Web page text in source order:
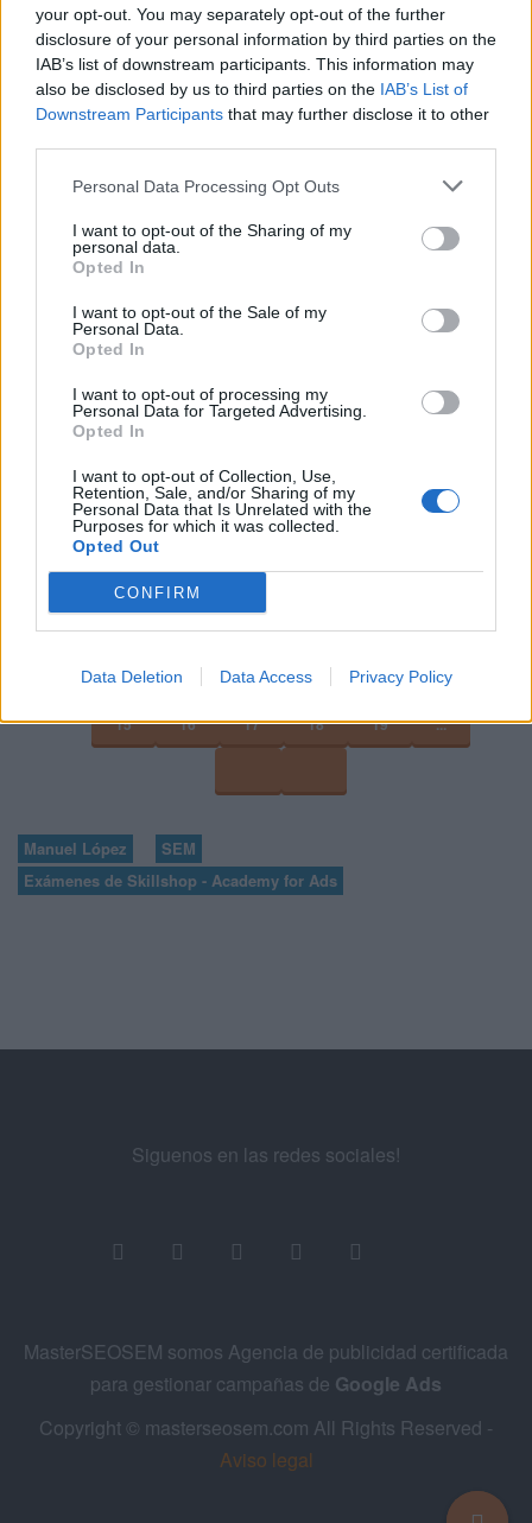
your opt-out. You may separately opt-out of the further
disclosure of your personal information by third parties on the
IAB’s list of downstream participants. This information may
also be disclosed by us to third parties on the IAB’s List of
Downstream Participants that may further disclose it to other
Personal Data Processing Opt Outs
I want to opt-out of the Sharing of my
personal data.
Opted In
I want to opt-out of the Sale of my
Personal Data.
Opted In
I want to opt-out of processing my
Personal Data for Targeted Advertising.
Opted In
I want to opt-out of Collection, Use,
Retention, Sale, and/or Sharing of my
Personal Data that Is Unrelated with the
Purposes for which it was collected.
Opted Out
CONFIRM
Data Deletion Data Access Privacy Policy
Configurar enlaces profundos
personalizados
Si estás empezando a utilizarGoogle Ads, te será útil
la Guía para crear una campaña de anuncios en
APRENDE A CREAR CAMPAÑAS DE MÁXIMO
Puedes hacer el
búsquedasenSkillshop, el centro de exámenes y
certificación deGoogle.
VER MÁS EXÁMENES DE SKILLSHOP - ACADEMY FOR ADS
VOLVER A 100 PREGUNTAS Y RESPUESTAS DE LA
EVALUACIÓN DE PUBLICIDAD EN BÚSQUEDAS DE
GOOGLE ADS
11 12 13 ...
15 16 17 18 19 ...
Manuel López
SEM
Exámenes de Skillshop - Academy for Ads
Siguenos en las redes sociales!
MasterSEOSEM somos Agencia de publicidad certificada
para gestionar campañas de Google Ads
Copyright © masterseosem.com All Rights Reserved -
Aviso legal